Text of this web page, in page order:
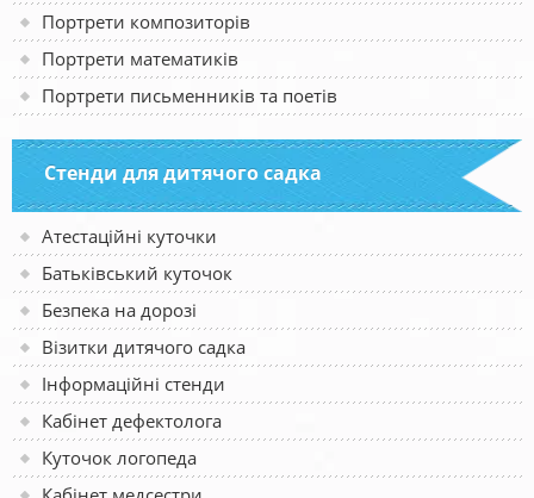
Портрети композиторів
Портрети математиків
Портрети письменників та поетів
Стенди для дитячого садка
Атестаційні куточки
Батьківський куточок
Безпека на дорозі
Візитки дитячого садка
Інформаційні стенди
Кабінет дефектолога
Куточок логопеда